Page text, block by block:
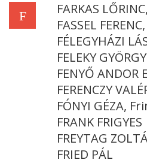
F
FARKAS
FASSEL
FÉLEGYHÁZI
FELEKY GYÖRGY
FENYŐ ANDOR
FERENCZY
FÓNYI GÉZA,
FRANK FRIGYES
FREYTAG
FRIED PÁL